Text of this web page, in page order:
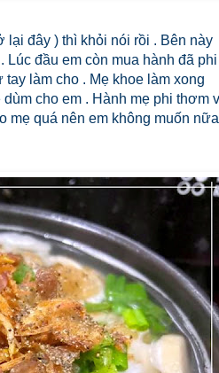
đây ) thì khỏi nói rồi . Bên này
đầu em còn mua hành đã phi
làm cho . Mẹ khoe làm xong
cho em . Hành mẹ phi thơm
mẹ quá nên em không muốn